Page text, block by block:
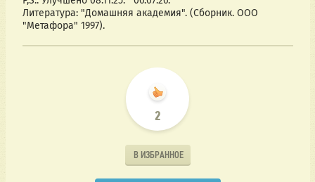
Литература: "Домашняя академия". (Сборник. ООО
"Метафора" 1997).
2
В ИЗБРАННОЕ